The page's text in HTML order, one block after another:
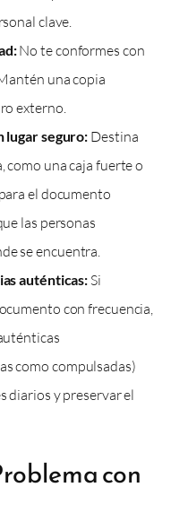
clave.
No te conformes con
una copia
externo.
lugar seguro: Destina
como una caja fuerte o
el documento
las personas
se encuentra.
auténticas:Si
con frecuencia,
como compulsadas)
diarios y preservar el
con